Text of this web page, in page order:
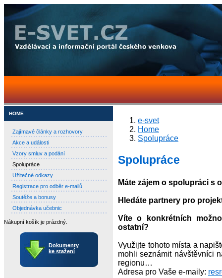
HOME
Zajímavé články a rozhovory
Akce a události
Vzory smluv a podání
Spolupráce
Užitečné odkazy
Registrace pro odběr e-mailů
Soutěže a bonusy
Objednávka učebnic
Nákupní košík je prázdný.
Dokumenty
ke stažení
e-svet
Home
Spolupráce
Spolupráce
Máte zájem o spolupráci s
Hledáte partnery pro
Víte o konkrétních
ostatní?
Využijte tohoto místa a
mohli seznámit návštěvníci
regionu…
Adresa pro Vaše e-maily: